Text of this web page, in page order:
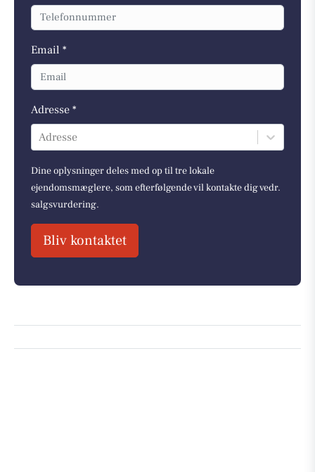
Email *
Adresse *
Adresse
Dine oplysninger deles med op til tre lokale
ejendomsmæglere, som efterfølgende vil kontakte dig vedr.
salgsvurdering.
Bliv kontaktet